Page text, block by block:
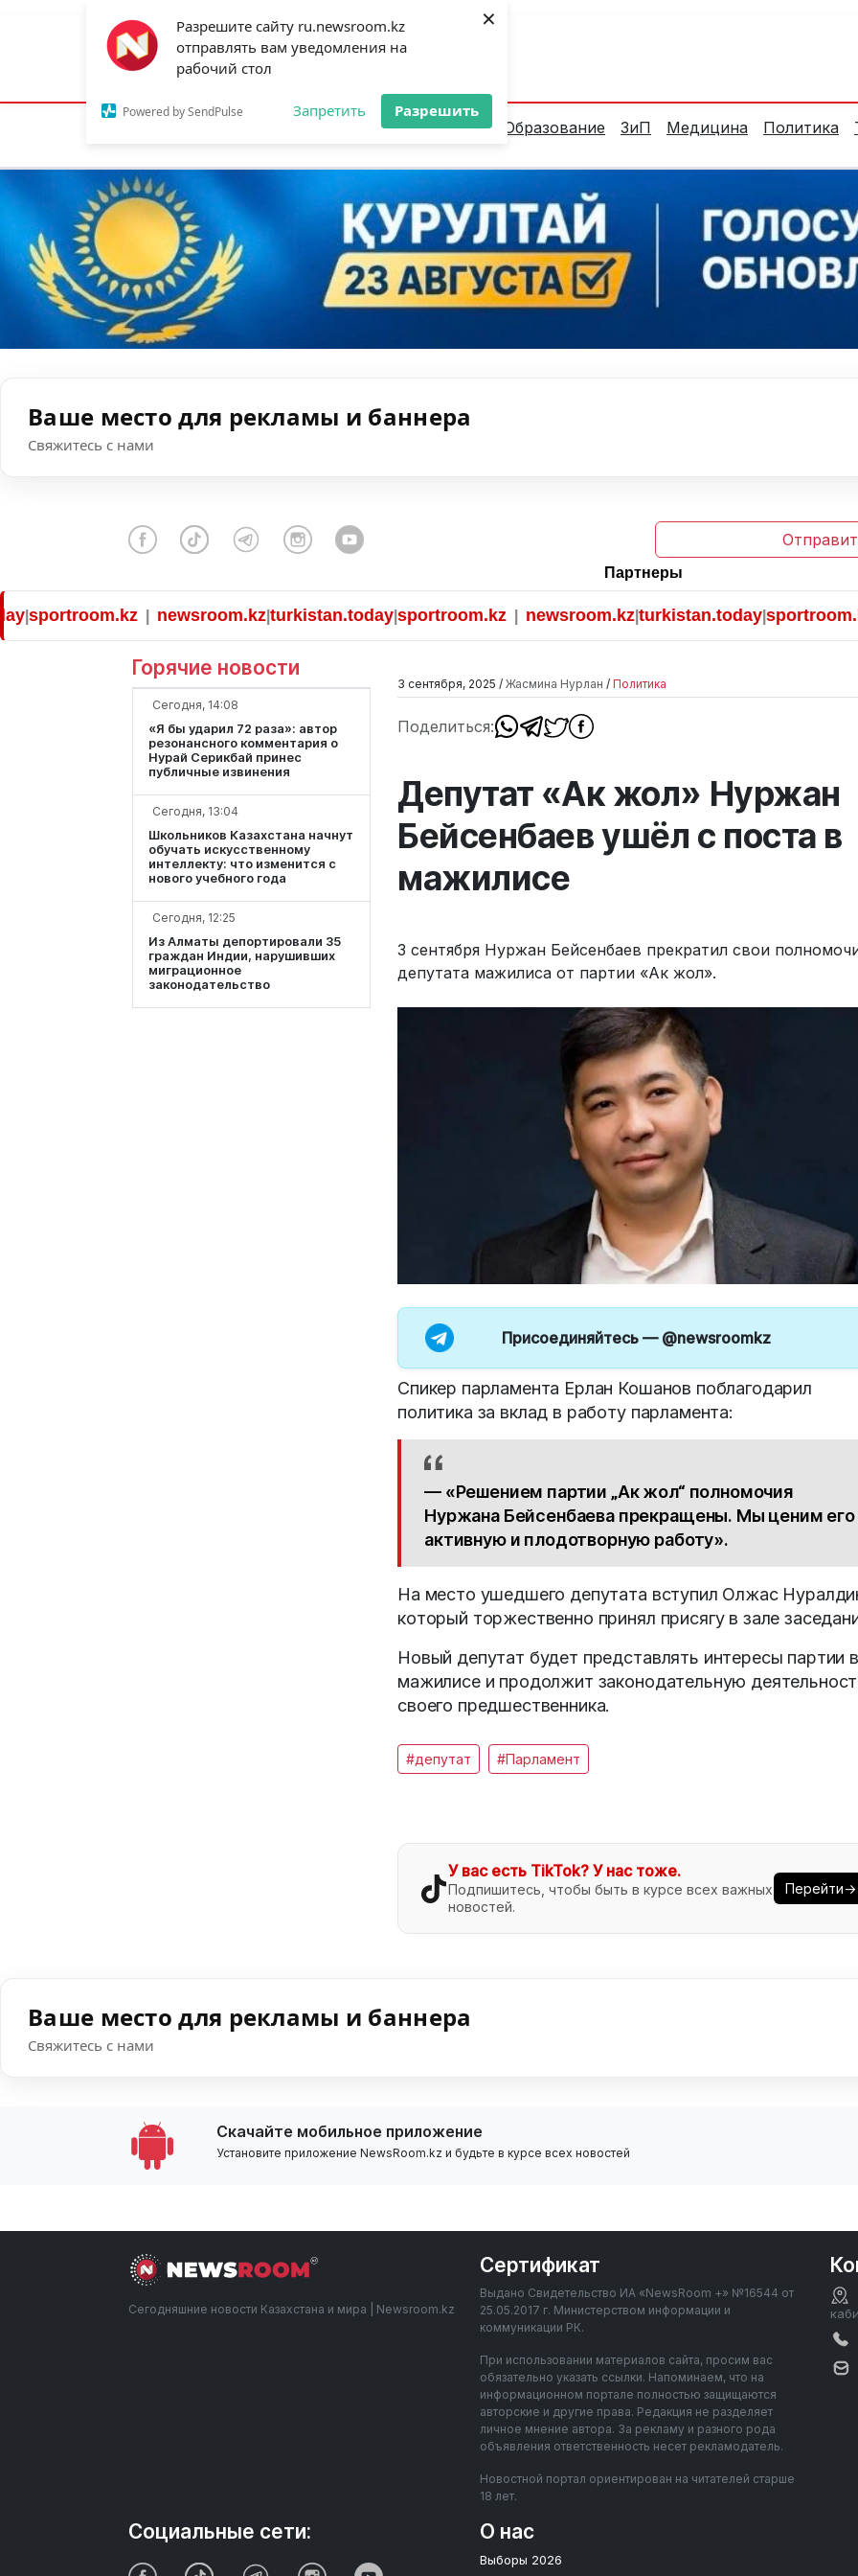
Разрешите сайту ru.newsroom.kz
отправлять вам уведомления на
рабочий стол
Powered by SendPulse Запретить Разрешить
×
Астана:19°C Алматы:22°C Шымкент:
Новости Аналитика Образование ЗиП Медицина Политика
Ваше место для рекламы и баннера
Свяжитесь с нами
Партнеры
|newsroom.kz|turkistan.today|sportroom.kz|newsroom.kz|turkistan.today|sportroom.kz
Горячие новости
Сегодня, 14:08
«Я бы ударил 72 раза»: автор
резонансного комментария о
Нурай Серикбай принес
публичные извинения
Сегодня, 13:04
Школьников Казахстана начнут
обучать искусственному
интеллекту: что изменится с
нового учебного года
Сегодня, 12:25
Из Алматы депортировали 35
граждан Индии, нарушивших
миграционное
законодательство
3 сентября, 2025 / Жасмина Нурлан / Политика
Поделиться:
Депутат «Ак жол» Нуржан
Бейсенбаев ушёл с поста в
мажилисе
3 сентября Нуржан Бейсенбаев прекратил свои
депутата мажилиса от партии «Ак жол».
Присоединяйтесь — @newsroomkz
Спикер парламента Ерлан Кошанов поблагодарил
политика за вклад в работу парламента:
— «Решением партии „Ак жол“ полномочия
Нуржана Бейсенбаева прекращены. Мы ценим его
активную и плодотворную работу».
На место ушедшего депутата вступил Олжас
который торжественно принял присягу в зале
Новый депутат будет представлять интересы партии в
мажилисе и продолжит законодательную
своего предшественника.
#депутат #Парламент
У вас есть TikTok? У нас тоже.
Подпишитесь, чтобы быть в курсе всех важных
новостей.
Перейти→
Ваше место для рекламы и баннера
Свяжитесь с нами
Скачайте мобильное приложение
Установите приложение NewsRoom.kz и будьте в курсе всех новостей
Сегодняшние новости Казахстана и мира | Newsroom.kz
Сертификат
Выдано Свидетельство ИА «NewsRoom +» №16544 от
25.05.2017 г. Министерством информации и
коммуникации РК.
При использовании материалов сайта, просим вас
обязательно указать ссылки. Напоминаем, что на
информационном портале полностью защищаются
авторские и другие права. Редакция не разделяет
личное мнение автора. За рекламу и разного рода
объявления ответственность несет рекламодатель.
Новостной портал ориентирован на читателей старше
18 лет.
О нас
Выборы 2026
Социальные сети: